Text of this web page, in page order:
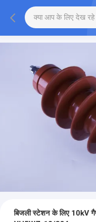
बिजली स्टेशन के लिए 10kV